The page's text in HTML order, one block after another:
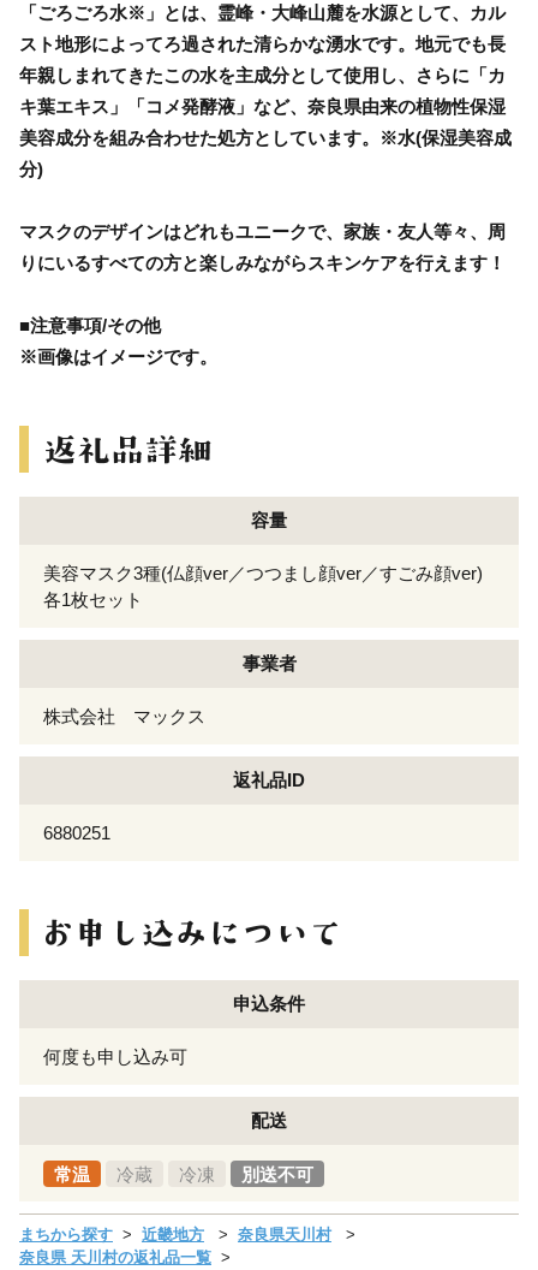
「ごろごろ水※」とは、霊峰・大峰山麓を水源として、カル
スト地形によってろ過された清らかな湧水です。地元でも長
年親しまれてきたこの水を主成分として使用し、さらに「カ
キ葉エキス」「コメ発酵液」など、奈良県由来の植物性保湿
美容成分を組み合わせた処方としています。※水(保湿美容成
分)
マスクのデザインはどれもユニークで、家族・友人等々、周
りにいるすべての方と楽しみながらスキンケアを行えます！
■注意事項/その他
※画像はイメージです。
容量
美容マスク3種(仏顔ver／つつまし顔ver／すごみ顔ver)
各1枚セット
事業者
株式会社 マックス
返礼品ID
6880251
申込条件
何度も申し込み可
配送
常温 冷蔵 冷凍 別送不可
まちから探す 近畿地方
奈良県天川村
奈良県 天川村の返礼品一覧